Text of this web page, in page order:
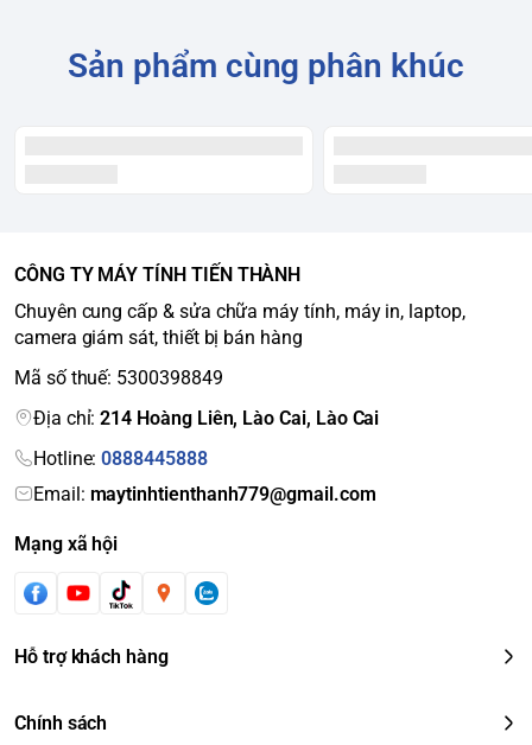
Sản phẩm cùng phân khúc
CÔNG TY MÁY TÍNH TIẾN THÀNH
Chuyên cung cấp & sửa chữa máy tính, máy in, laptop,
camera giám sát, thiết bị bán hàng
Mã số thuế: 5300398849
Địa chỉ:214 Hoàng Liên, Lào Cai, Lào Cai
Hotline:0888445888
Email: maytinhtienthanh779@gmail.com
Mạng xã hội
Hỗ trợ khách hàng
Chính sách